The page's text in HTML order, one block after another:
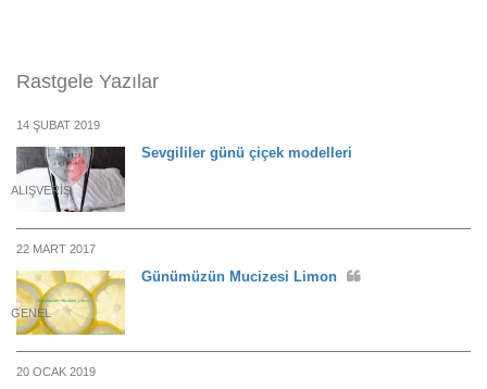
Rastgele Yazılar
14 ŞUBAT 2019
ALIŞVERIŞ
Sevgililer günü çiçek modelleri
22 MART 2017
GENEL
Günümüzün Mucizesi Limon
20 OCAK 2019